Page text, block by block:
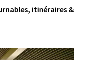
itinéraires &